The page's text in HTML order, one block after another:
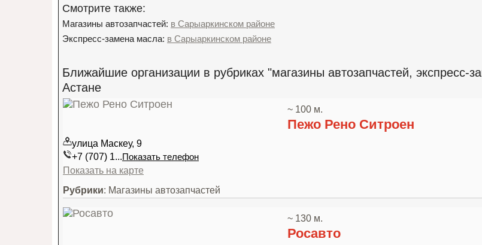
Смотрите также:
Магазины автозапчастей: в Сарыаркинском районе
Экспресс-замена масла: в Сарыаркинском районе
Ближайшие организации в рубриках "магазины автозапчастей, экспресс-
Астане
~ 100 м.
Пежо Рено Ситроен
улица Маскеу, 9
+7 (707) 1...Показать телефон
Показать на карте
Рубрики: Магазины автозапчастей
~ 130 м.
Росавто